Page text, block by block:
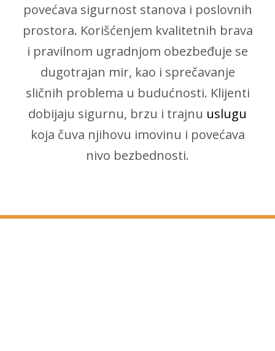
povećava sigurnost stanova i poslovnih
prostora. Korišćenjem kvalitetnih brava
i pravilnom ugradnjom obezbeđuje se
dugotrajan mir, kao i sprečavanje
sličnih problema u budućnosti. Klijenti
dobijaju sigurnu, brzu i trajnu uslugu
koja čuva njihovu imovinu i povećava
nivo bezbednosti.